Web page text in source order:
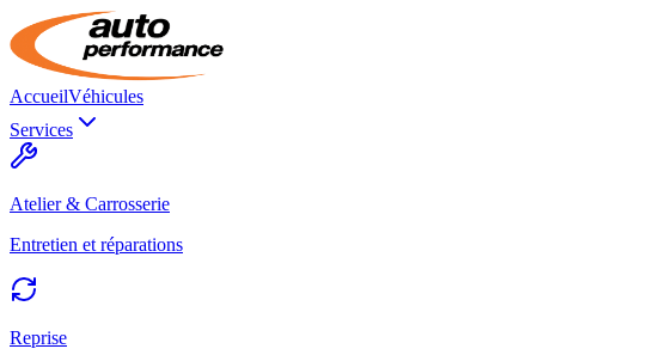
AccueilVéhicules
Services
Atelier & Carrosserie
Entretien et réparations
Reprise